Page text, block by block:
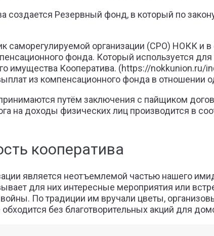
создается Резервный фонд, в который по
саморегулируемой организации (СРО) НОКК и
фонда. Который используется
имущества Кооператива. (https://
из компенсационного фонда в отношении
путём заключения с пайщиком
на доходы физических лиц производится в
кооператива
является неотъемлемой частью нашего
для них интересные мероприятия или
По традиции им вручали цветы,
без благотворительных акций для